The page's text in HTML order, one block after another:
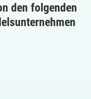
den folgenden